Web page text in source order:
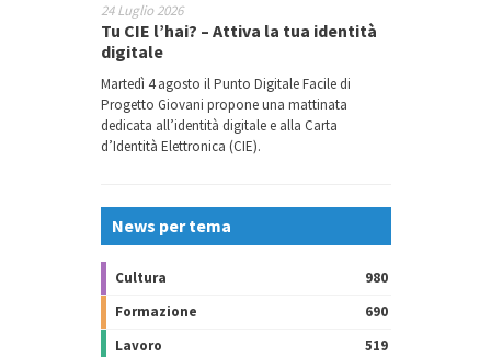
24 Luglio 2026
Tu CIE l’hai? – Attiva la tua identità
digitale
Martedì 4 agosto il Punto Digitale Facile di
Progetto Giovani propone una mattinata
dedicata all’identità digitale e alla Carta
d’Identità Elettronica (CIE).
News per tema
Cultura
980
Formazione
690
Lavoro
519